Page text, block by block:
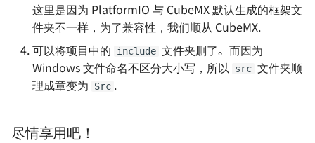
这里是因为 PlatformIO 与 CubeMX 默认生成的框架文
件夹不一样，为了兼容性，我们顺从 CubeMX.
可以将项目中的
include 文件夹删了。而因为
Windows 文件命名不区分大小写，所以
src 文件夹顺
理成章变为
Src .
尽情享用吧！